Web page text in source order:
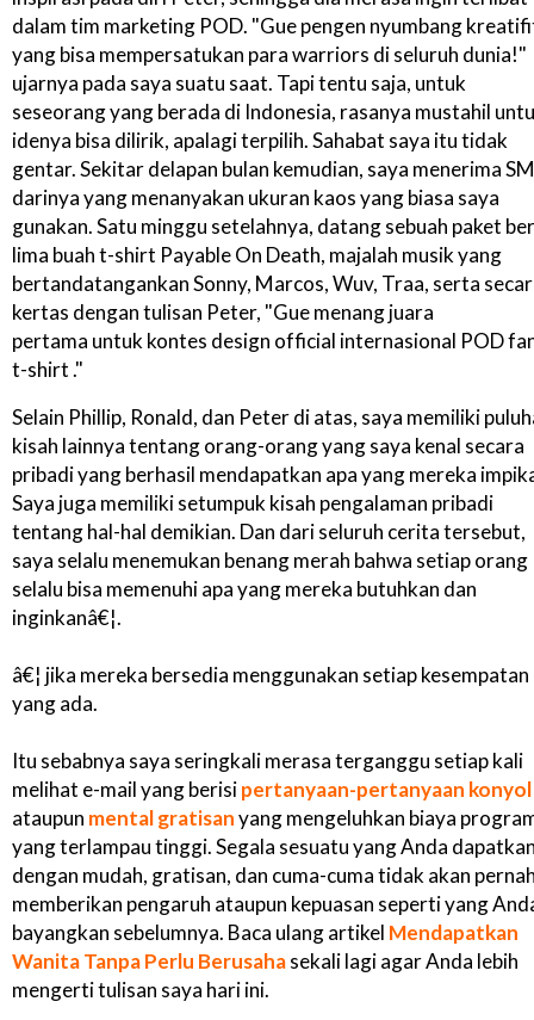
dalam tim marketing POD. "Gue pengen nyumbang
yang bisa mempersatukan para warriors di seluruh dunia!"
ujarnya pada saya suatu saat. Tapi tentu saja, untuk
seseorang yang berada di Indonesia, rasanya mustahil
idenya bisa dilirik, apalagi terpilih. Sahabat saya itu tidak
gentar. Sekitar delapan bulan kemudian, saya menerima
darinya yang menanyakan ukuran kaos yang biasa saya
gunakan. Satu minggu setelahnya, datang sebuah paket
lima buah t-shirt Payable On Death, majalah musik yang
bertandatangankan Sonny, Marcos, Wuv, Traa, serta
kertas dengan tulisan Peter, "Gue menang juara
pertama untuk kontes design official internasional POD
t-shirt ."
Selain Phillip, Ronald, dan Peter di atas, saya memiliki
kisah lainnya tentang orang-orang yang saya kenal secara
pribadi yang berhasil mendapatkan apa yang mereka
Saya juga memiliki setumpuk kisah pengalaman pribadi
tentang hal-hal demikian. Dan dari seluruh cerita tersebut,
saya selalu menemukan benang merah bahwa setiap orang
selalu bisa memenuhi apa yang mereka butuhkan dan
inginkanâ€¦.
â€¦ jika mereka bersedia menggunakan setiap kesempatan
yang ada.
Itu sebabnya saya seringkali merasa terganggu setiap kali
melihat e-mail yang berisipertanyaan-pertanyaan konyol
ataupun mental gratisanyang mengeluhkan biaya
yang terlampau tinggi. Segala sesuatu yang Anda
dengan mudah, gratisan, dan cuma-cuma tidak akan
memberikan pengaruh ataupun kepuasan seperti yang
bayangkan sebelumnya. Baca ulang artikel Mendapatkan
Wanita Tanpa Perlu Berusahasekali lagi agar Anda lebih
mengerti tulisan saya hari ini.